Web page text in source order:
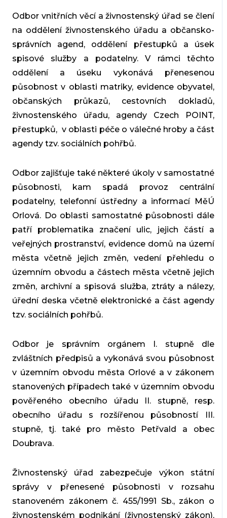
Odbor vnitřních věcí a živnostenský úřad se člení
na oddělení živnostenského úřadu a občansko-
správních agend, oddělení přestupků a úsek
spisové služby a podatelny. V rámci těchto
oddělení a úseku vykonává přenesenou
působnost v oblasti matriky, evidence obyvatel,
občanských průkazů, cestovních dokladů,
živnostenského úřadu, agendy Czech POINT,
přestupků, v oblasti péče o válečné hroby a část
agendy tzv. sociálních pohřbů.
Odbor zajišťuje také některé úkoly v samostatné
působnosti, kam spadá provoz centrální
podatelny, telefonní ústředny a informací MěÚ
Orlová. Do oblasti samostatné působnosti dále
patří problematika značení ulic, jejich částí a
veřejných prostranství, evidence domů na území
města včetně jejich změn, vedení přehledu o
územním obvodu a částech města včetně jejich
změn, archivní a spisová služba, ztráty a nálezy,
úřední deska včetně elektronické a část agendy
tzv. sociálních pohřbů.
Odbor je správním orgánem I. stupně dle
zvláštních předpisů a vykonává svou působnost
v územním obvodu města Orlové a v zákonem
stanovených případech také v územním obvodu
pověřeného obecního úřadu II. stupně, resp.
obecního úřadu s rozšířenou působností III.
stupně, tj. také pro město Petřvald a obec
Doubrava.
Živnostenský úřad zabezpečuje výkon státní
správy v přenesené působnosti v rozsahu
stanoveném zákonem č. 455/1991 Sb., zákon o
živnostenském podnikání (živnostenský zákon),